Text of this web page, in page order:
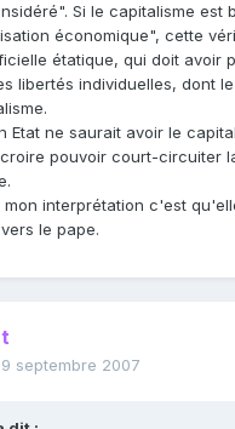
Si le capitalisme est
économique", cette
étatique, qui doit avoir
libertés individuelles, dont
Etat ne saurait avoir le
pouvoir court-circuiter
mon interprétation c'est
le pape.
septembre 2007